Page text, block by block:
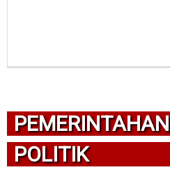
PEMERINTAHAN
POLITIK